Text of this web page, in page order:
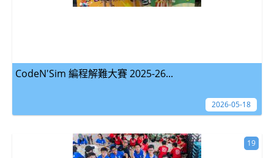
CodeN'Sim 編程解難大賽 2025-26...
2026-05-18
19